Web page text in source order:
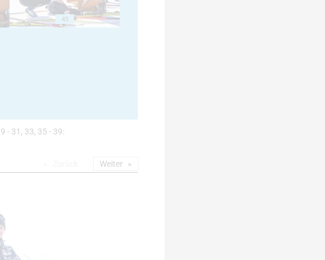
45
- 31, 33, 35 - 39:
Weiter